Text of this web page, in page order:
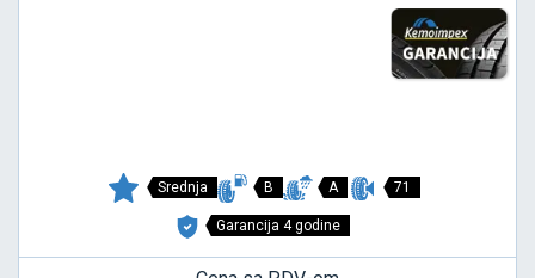
Srednja B A 71
Garancija 4 godine